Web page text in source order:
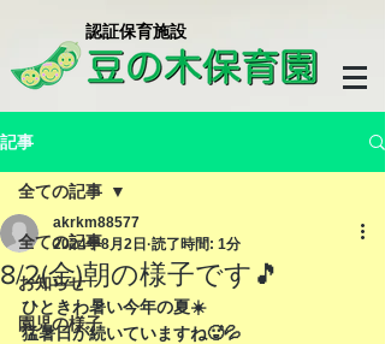
​認証保育施設
記事
全ての記事
お知らせ
園児の様子
全ての記事
8/2(金)朝の様子です🎵
akrkm88577
2024年8月2日 読了時間: 1分
ひときわ暑い今年の夏☀️
猛暑日が続いていますね🥵💦